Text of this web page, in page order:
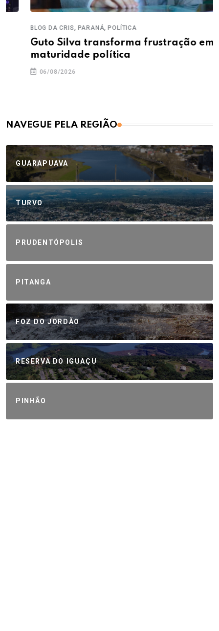
BLOG DA CRIS,PARANÁ,POLÍTICA
Guto Silva transforma frustração em
maturidade política
06/08/2026
NAVEGUE PELA REGIÃO
GUARAPUAVA
TURVO
PRUDENTÓPOLIS
PITANGA
FOZ DO JORDÃO
RESERVA DO IGUAÇU
PINHÃO